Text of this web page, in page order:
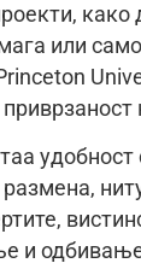
како
или
и